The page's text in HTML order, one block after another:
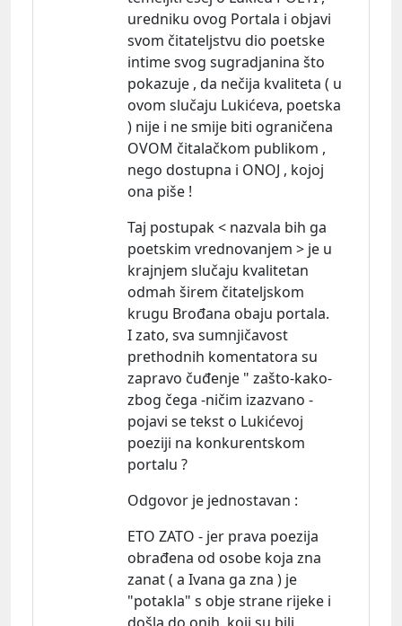
uredniku ovog Portala i objavi
svom čitateljstvu dio poetske
intime svog sugradjanina što
pokazuje , da nečija kvaliteta ( u
ovom slučaju Lukićeva, poetska
) nije i ne smije biti ograničena
OVOM čitalačkom publikom ,
nego dostupna i ONOJ , kojoj
ona piše !
Taj postupak < nazvala bih ga
poetskim vrednovanjem > je u
krajnjem slučaju kvalitetan
odmah širem čitateljskom
krugu Brođana obaju portala.
I zato, sva sumnjičavost
prethodnih komentatora su
zapravo čuđenje " zašto-kako-
zbog čega -ničim izazvano -
pojavi se tekst o Lukićevoj
poeziji na konkurentskom
portalu ?
Odgovor je jednostavan :
ETO ZATO - jer prava poezija
obrađena od osobe koja zna
zanat ( a Ivana ga zna ) je
"potakla" s obje strane rijeke i